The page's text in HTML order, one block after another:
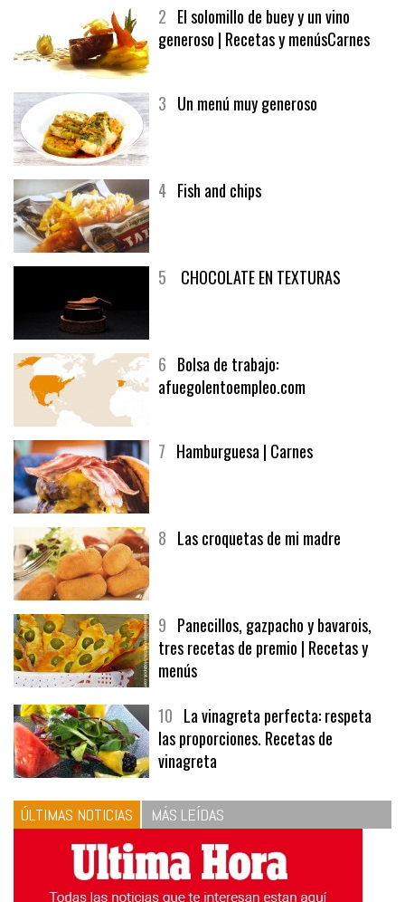
2 El solomillo de buey y un vino
generoso | Recetas y menúsCarnes
3 Un menú muy generoso
4 Fish and chips
5 CHOCOLATE EN TEXTURAS
6 Bolsa de trabajo:
afuegolentoempleo.com
7 Hamburguesa | Carnes
8 Las croquetas de mi madre
9 Panecillos, gazpacho y bavarois,
tres recetas de premio | Recetas y
menús
10 La vinagreta perfecta: respeta
las proporciones. Recetas de
vinagreta
ÚLTIMAS NOTICIAS MÁS LEÍDAS